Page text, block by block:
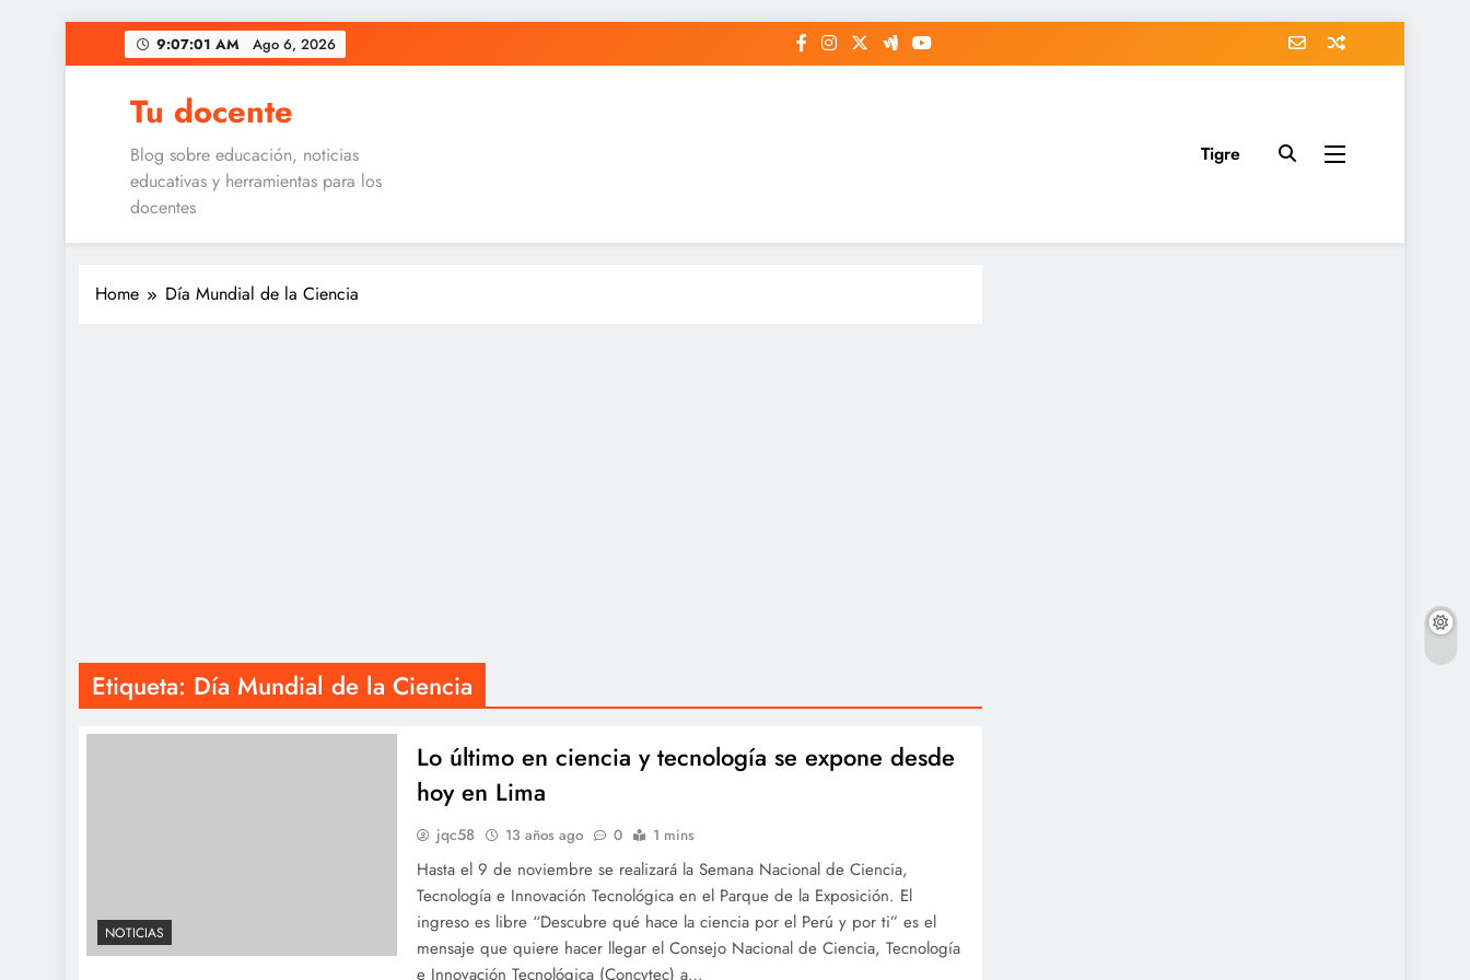
to
9:07:01 AM Ago 6, 2026
Tu docente
Blog sobre educación, noticias
educativas y herramientas para los
docentes
Tigre
Home Día Mundial de la Ciencia
Etiqueta: Día Mundial de la Ciencia
NOTICIAS
Lo último en ciencia y tecnología se expone desde
hoy en Lima
jqc58 13 años ago 0 1 mins
Hasta el 9 de noviembre se realizará la Semana Nacional de Ciencia,
Tecnología e Innovación Tecnológica en el Parque de la Exposición. El
ingreso es libre “Descubre qué hace la ciencia por el Perú y por ti” es el
mensaje que quiere hacer llegar el Consejo Nacional de Ciencia, Tecnología
e Innovación Tecnológica (Concytec) a…